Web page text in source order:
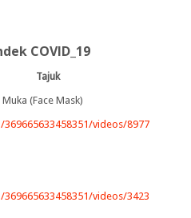
COVID_19
Tajuk
(Face Mask)
videos/
videos/